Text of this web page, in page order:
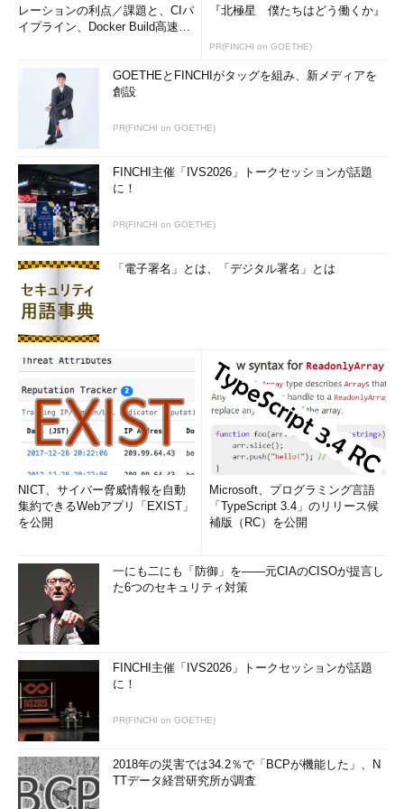
レーションの利点／課題と、CIパ
イプライン、Docker Build高速化
『北極星 僕たちはどう働くか』
PR(FINCHI on GOETHE)
GOETHEとFINCHIがタッグを組み、新メディアを
創設
PR(FINCHI on GOETHE)
FINCHI主催「IVS2026」トークセッションが話題
に！
PR(FINCHI on GOETHE)
「電子署名」とは、「デジタル署名」とは
NICT、サイバー脅威情報を自動
集約できるWebアプリ「EXIST」
を公開
Microsoft、プログラミング言語
「TypeScript 3.4」のリリース候
補版（RC）を公開
一にも二にも「防御」を――元CIAのCISOが提言し
た6つのセキュリティ対策
FINCHI主催「IVS2026」トークセッションが話題
に！
PR(FINCHI on GOETHE)
2018年の災害では34.2％で「BCPが機能した」、N
TTデータ経営研究所が調査